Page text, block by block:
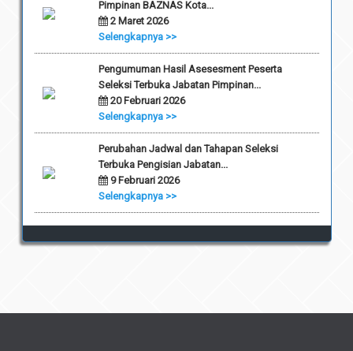
Pimpinan BAZNAS Kota...
2 Maret 2026
Selengkapnya >>
Pengumuman Hasil Asesesment Peserta
Seleksi Terbuka Jabatan Pimpinan...
20 Februari 2026
Selengkapnya >>
Perubahan Jadwal dan Tahapan Seleksi
Terbuka Pengisian Jabatan...
9 Februari 2026
Selengkapnya >>